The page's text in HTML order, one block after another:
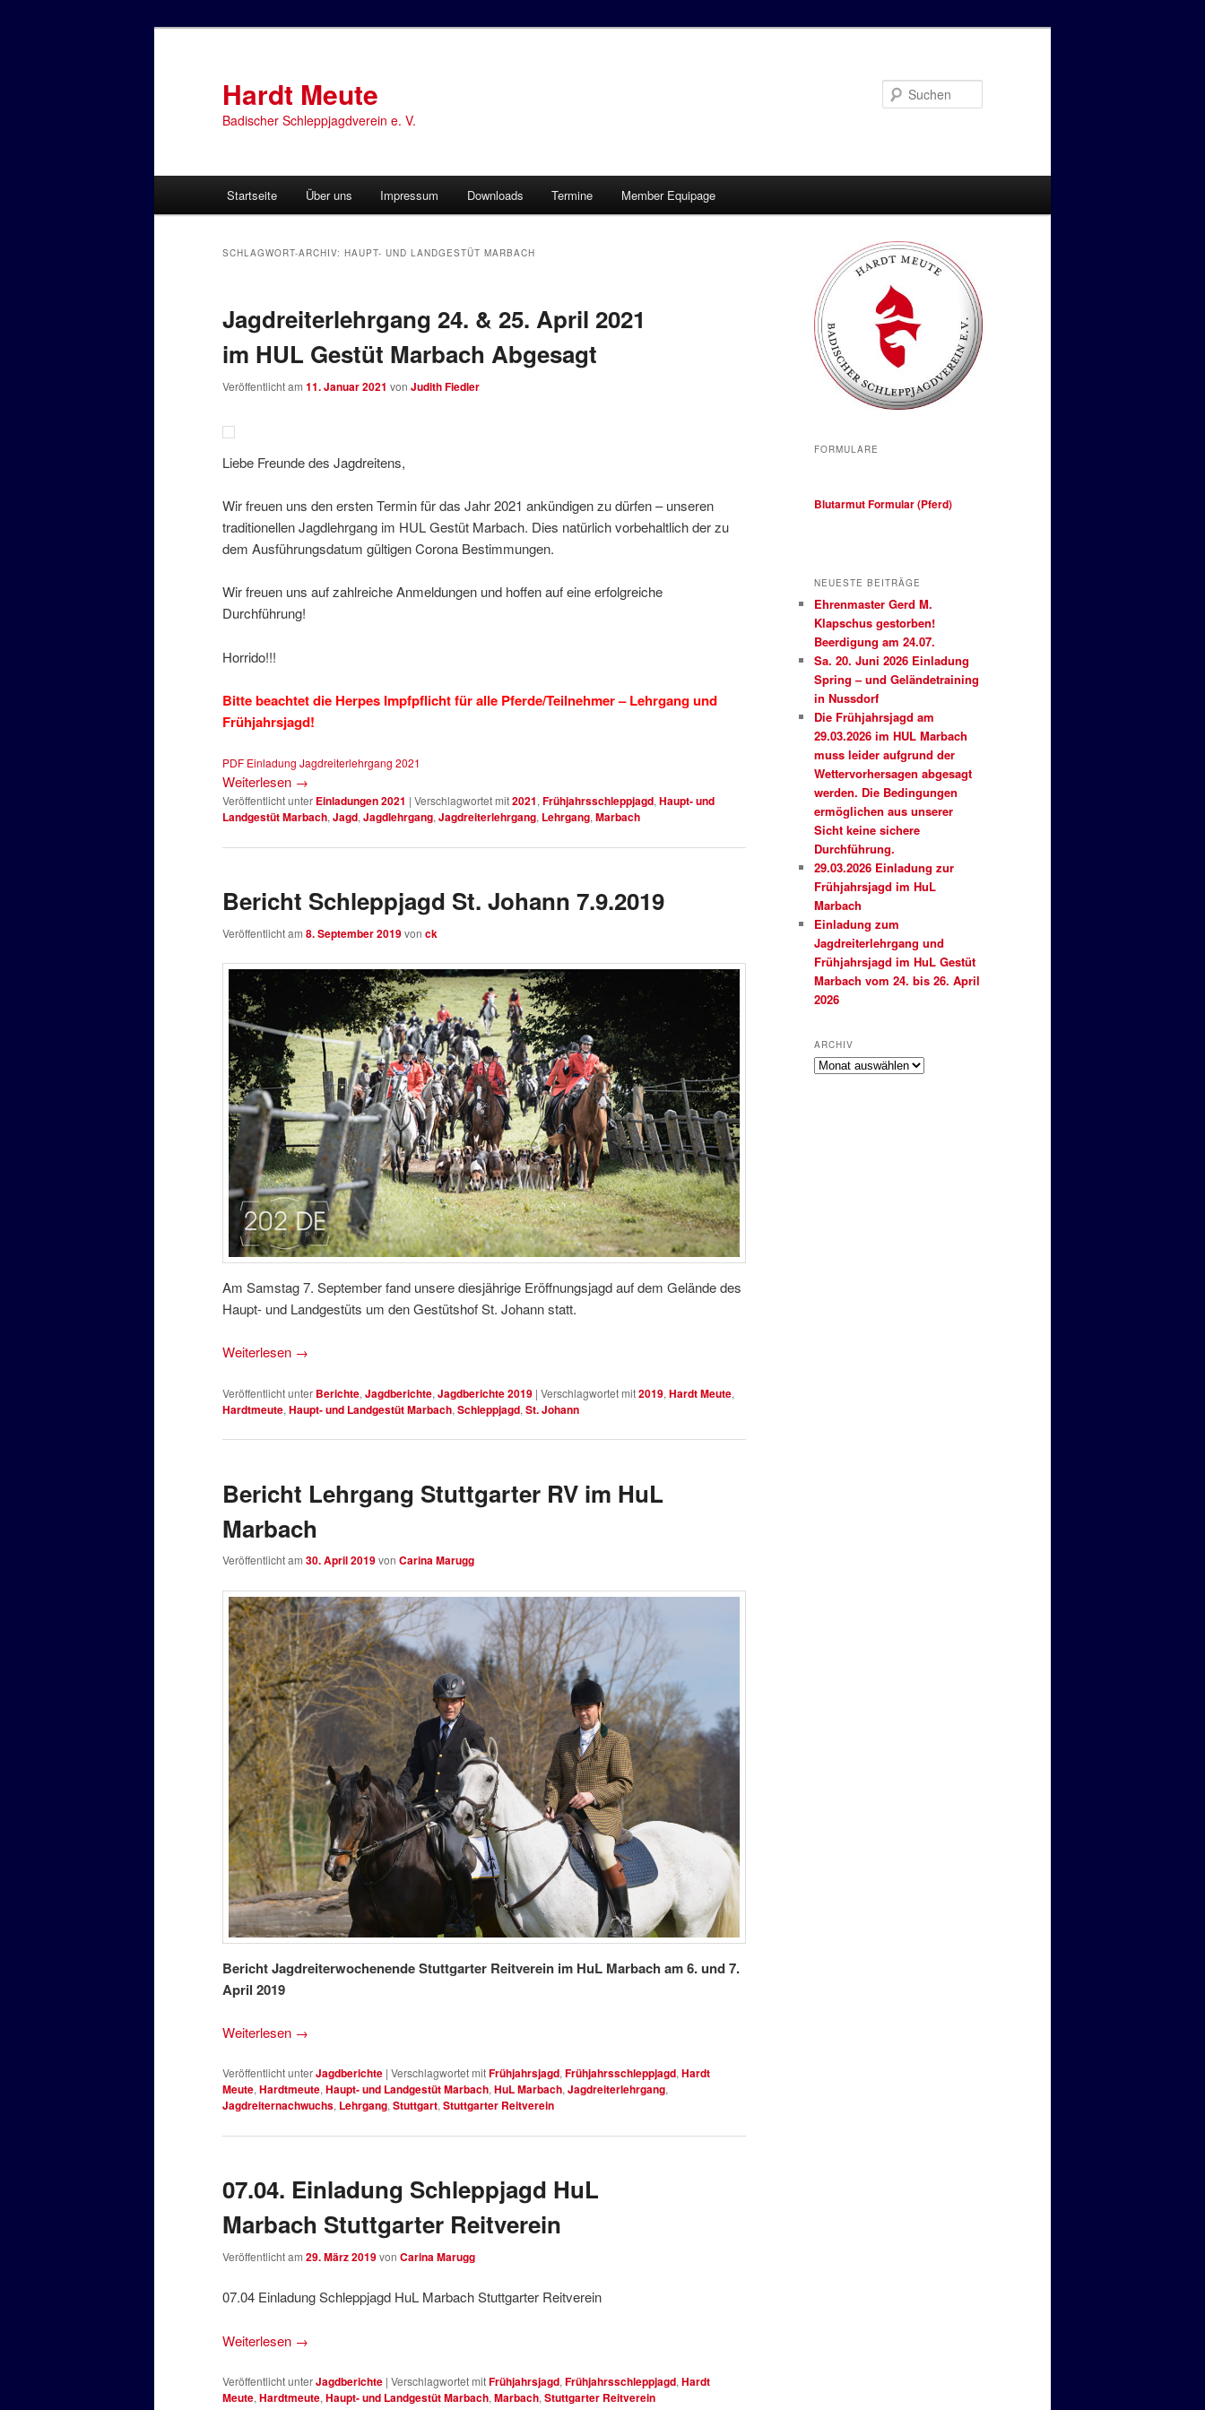
Hardt Meute
Badischer Schleppjagdverein e. V.
Startseite Über uns Impressum Downloads Termine Member Equipage
SCHLAGWORT-ARCHIV: HAUPT- UND LANDGESTÜT MARBACH
Jagdreiterlehrgang 24. & 25. April 2021
im HUL Gestüt Marbach Abgesagt
Veröffentlicht am 11. Januar 2021 von Judith Fiedler
Liebe Freunde des Jagdreitens,
Wir freuen uns den ersten Termin für das Jahr 2021 ankündigen zu dürfen – unseren
traditionellen Jagdlehrgang im HUL Gestüt Marbach. Dies natürlich vorbehaltlich der zu
dem Ausführungsdatum gültigen Corona Bestimmungen.
Wir freuen uns auf zahlreiche Anmeldungen und hoffen auf eine erfolgreiche
Durchführung!
Horrido!!!
Bitte beachtet die Herpes Impfpflicht für alle Pferde/Teilnehmer – Lehrgang und
Frühjahrsjagd!
PDF Einladung Jagdreiterlehrgang 2021
Weiterlesen →
Veröffentlicht unter Einladungen 2021 | Verschlagwortet mit2021,Frühjahrsschleppjagd,Haupt- und
Landgestüt Marbach,Jagd,Jagdlehrgang,Jagdreiterlehrgang, Lehrgang,Marbach
Bericht Schleppjagd St. Johann 7.9.2019
Veröffentlicht am 8. September 2019von ck
Am Samstag 7. September fand unsere diesjährige Eröffnungsjagd auf dem Gelände des
Haupt- und Landgestüts um den Gestütshof St. Johann statt.
Weiterlesen →
Veröffentlicht unter Berichte, Jagdberichte, Jagdberichte 2019 | Verschlagwortet mit2019, Hardt Meute,
Hardtmeute, Haupt- und Landgestüt Marbach, Schleppjagd, St. Johann
Bericht Lehrgang Stuttgarter RV im HuL
Marbach
Veröffentlicht am 30. April 2019von Carina Marugg
Bericht Jagdreiterwochenende Stuttgarter Reitverein im HuL Marbach am 6. und 7.
April 2019
Weiterlesen →
Veröffentlicht unterJagdberichte | Verschlagwortet mitFrühjahrsjagd,Frühjahrsschleppjagd,Hardt
Meute,Hardtmeute,Haupt- und Landgestüt Marbach,HuL Marbach,Jagdreiterlehrgang,
Jagdreiternachwuchs, Lehrgang,Stuttgart,Stuttgarter Reitverein
07.04. Einladung Schleppjagd HuL
Marbach Stuttgarter Reitverein
Veröffentlicht am 29. März 2019von Carina Marugg
07.04 Einladung Schleppjagd HuL Marbach Stuttgarter Reitverein
Weiterlesen →
Veröffentlicht unterJagdberichte | Verschlagwortet mitFrühjahrsjagd, Frühjahrsschleppjagd, Hardt
Meute, Hardtmeute, Haupt- und Landgestüt Marbach, Marbach, Stuttgarter Reitverein
FORMULARE
Blutarmut Formular (Pferd)
NEUESTE BEITRÄGE
Ehrenmaster Gerd M.
Klapschus gestorben!
Beerdigung am 24.07.
Sa. 20. Juni 2026 Einladung
Spring – und Geländetraining
in Nussdorf
Die Frühjahrsjagd am
29.03.2026 im HUL Marbach
muss leider aufgrund der
Wettervorhersagen abgesagt
werden. Die Bedingungen
ermöglichen aus unserer
Sicht keine sichere
Durchführung.
29.03.2026 Einladung zur
Frühjahrsjagd im HuL
Marbach
Einladung zum
Jagdreiterlehrgang und
Frühjahrsjagd im HuL Gestüt
Marbach vom 24. bis 26. April
2026
ARCHIV
Archiv